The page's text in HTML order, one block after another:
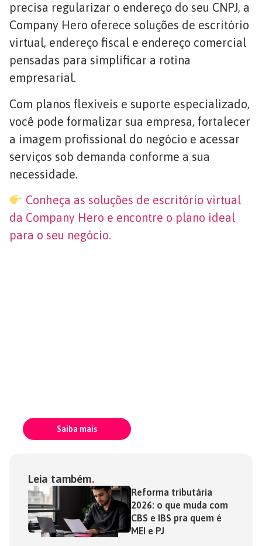
precisa regularizar o endereço do seu CNPJ, a
Company Hero oferece soluções de escritório
virtual, endereço fiscal e endereço comercial
pensadas para simplificar a rotina
empresarial.
Com planos flexíveis e suporte especializado,
você pode formalizar sua empresa, fortalecer
a imagem profissional do negócio e acessar
serviços sob demanda conforme a sua
necessidade.
Conheça as soluções de escritório virtual
da Company Hero e encontre o plano ideal
para o seu negócio.
Saiba mais
Leia também
Reforma tributária
2026: o que muda com
CBS e IBS pra quem é
MEI e PJ